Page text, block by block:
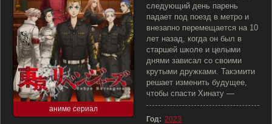
аниме сериал
следующий день парень
падает под поезд в метро и
внезапно перемещается на 10
лет назад, когда он был в
старшей школе и целыми
днями зависал со своими
крутыми дружками. Такэмити
решает изменить будущее,
чтобы спасти Хинату —
Год: 2023